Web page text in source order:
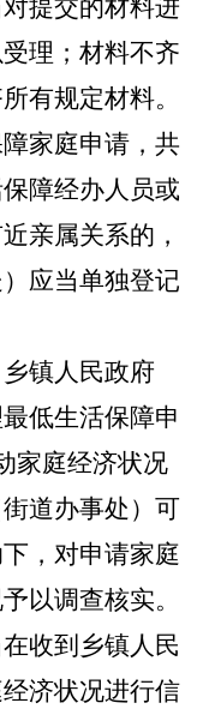
提交的材料进
理；材料不齐
有规定材料。
家庭申请，共
障经办人员或
亲属关系的，
应当单独登记
乡镇人民政府
低生活保障申
家庭经济状况
道办事处）可
，对申请家庭
以调查核实。
收到乡镇人民
济状况进行信